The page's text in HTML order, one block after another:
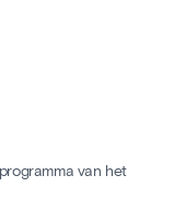
van het